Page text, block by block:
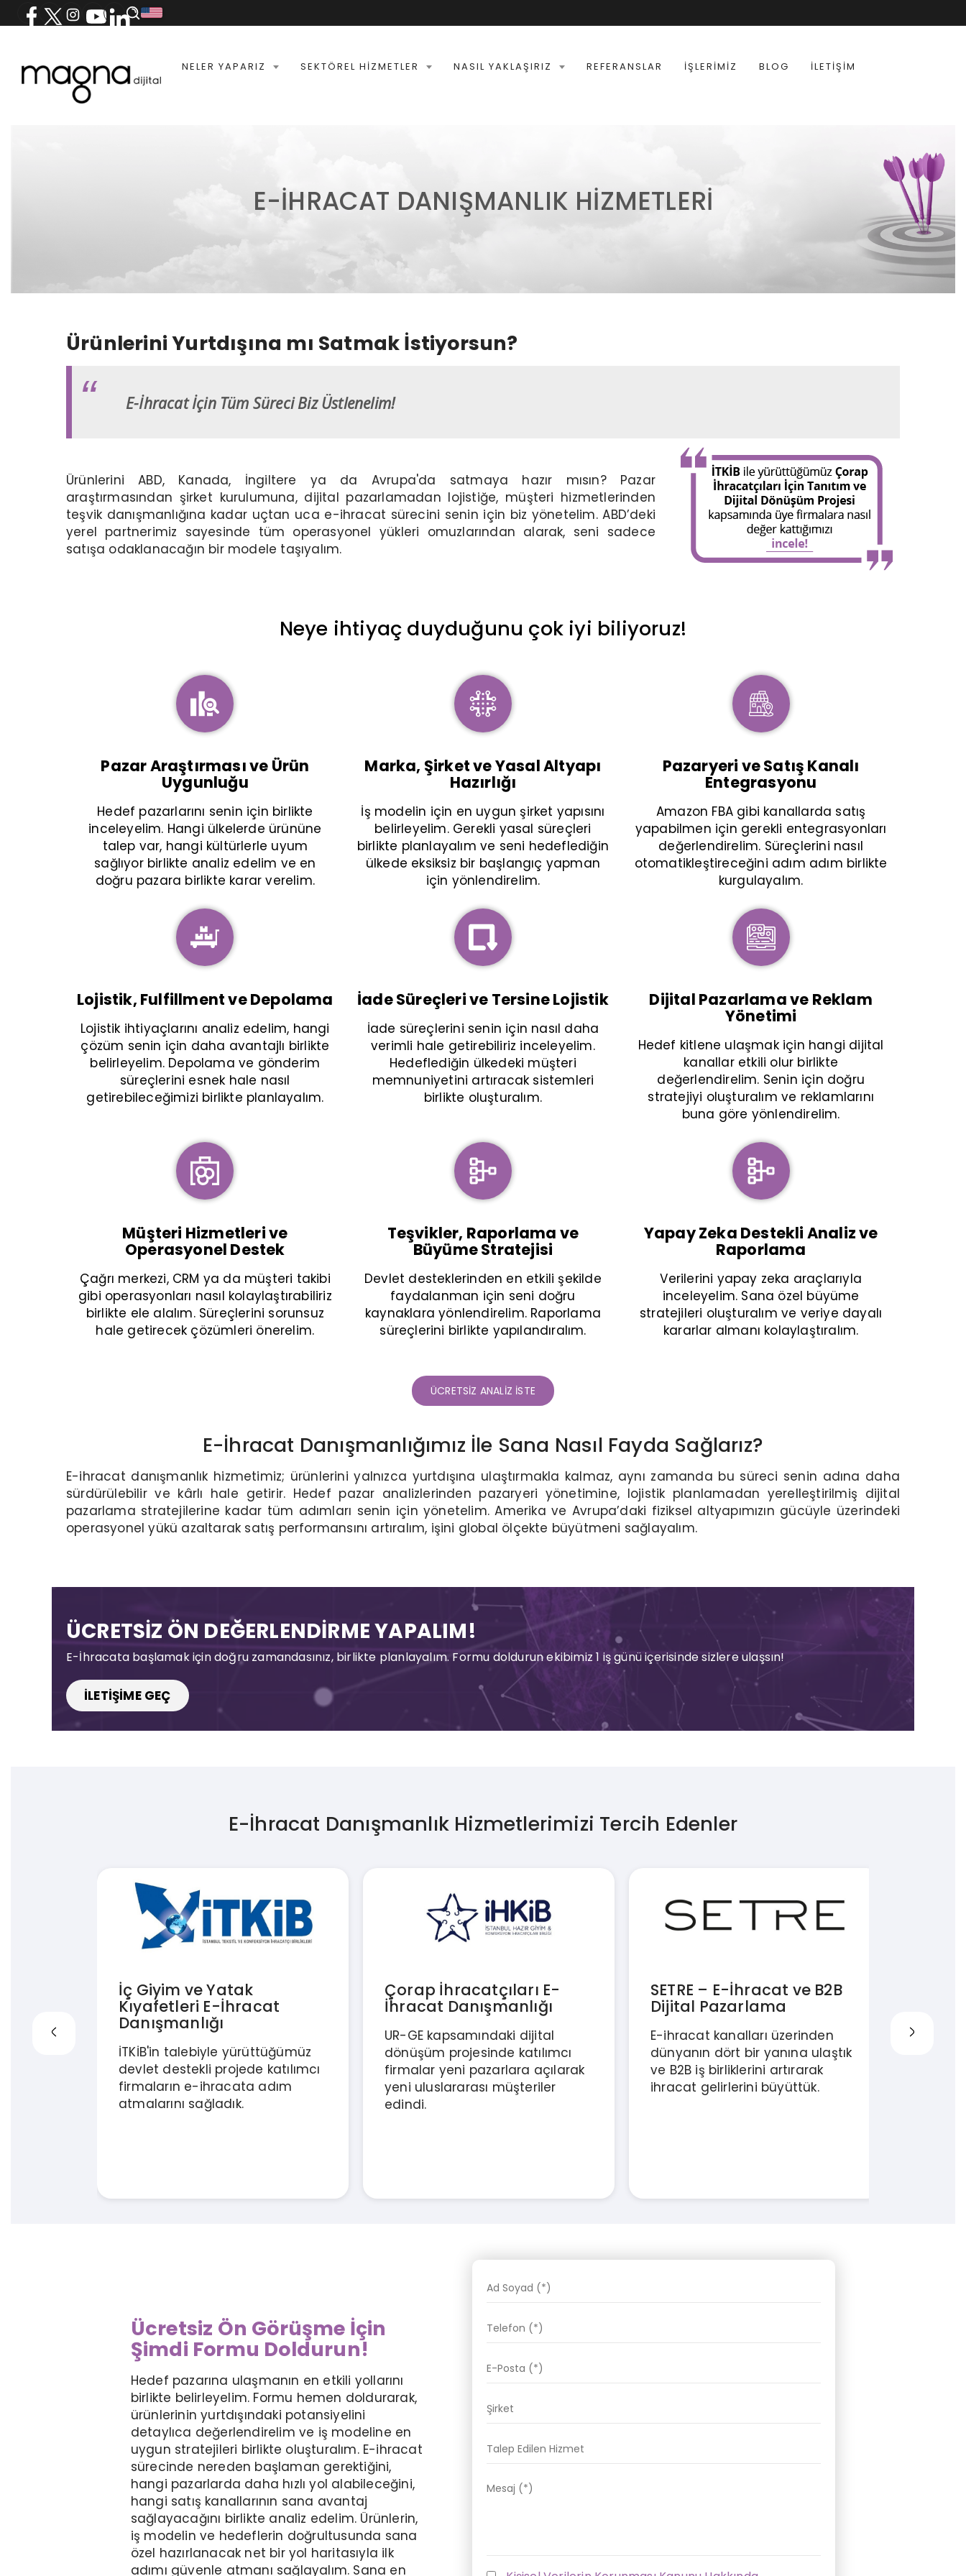
NELER YAPARIZ SEKTÖREL HIZMETLER NASIL YAKLAŞIRIZ REFERANSLAR İŞLERIMIZ BLOG İLETIŞIM
E-İHRACAT DANIŞMANLIK HIZMETLERI
Ürünlerini Yurtdışına mı Satmak İstiyorsun?
E-İhracat İçin Tüm Süreci Biz Üstlenelim!
Ürünlerini ABD, Kanada, İngiltere ya da Avrupa'da satmaya hazır mısın? Pazar
araştırmasından şirket kurulumuna, dijital pazarlamadan lojistiğe, müşteri hizmetlerinden
teşvik danışmanlığına kadar uçtan uca e-ihracat sürecini senin için biz yönetelim. ABD’deki
yerel partnerimiz sayesinde tüm operasyonel yükleri omuzlarından alarak, seni sadece
satışa odaklanacağın bir modele taşıyalım.
Neye ihtiyaç duyduğunu çok iyi biliyoruz!
Pazar Araştırması ve Ürün
Uygunluğu
Hedef pazarlarını senin için birlikte
inceleyelim. Hangi ülkelerde ürününe
talep var, hangi kültürlerle uyum
sağlıyor birlikte analiz edelim ve en
doğru pazara birlikte karar verelim.
Marka, Şirket ve Yasal Altyapı
Hazırlığı
İş modelin için en uygun şirket yapısını
belirleyelim. Gerekli yasal süreçleri
birlikte planlayalım ve seni hedeflediğin
ülkede eksiksiz bir başlangıç yapman
için yönlendirelim.
Pazaryeri ve Satış Kanalı
Entegrasyonu
Amazon FBA gibi kanallarda satış
yapabilmen için gerekli entegrasyonları
değerlendirelim. Süreçlerini nasıl
otomatikleştireceğini adım adım birlikte
kurgulayalım.
Lojistik, Fulfillment ve Depolama
Lojistik ihtiyaçlarını analiz edelim, hangi
çözüm senin için daha avantajlı birlikte
belirleyelim. Depolama ve gönderim
süreçlerini esnek hale nasıl
getirebileceğimizi birlikte planlayalım.
İade Süreçleri ve Tersine Lojistik
İade süreçlerini senin için nasıl daha
verimli hale getirebiliriz inceleyelim.
Hedeflediğin ülkedeki müşteri
memnuniyetini artıracak sistemleri
birlikte oluşturalım.
Dijital Pazarlama ve Reklam
Yönetimi
Hedef kitlene ulaşmak için hangi dijital
kanallar etkili olur birlikte
değerlendirelim. Senin için doğru
stratejiyi oluşturalım ve reklamlarını
buna göre yönlendirelim.
Müşteri Hizmetleri ve
Operasyonel Destek
Çağrı merkezi, CRM ya da müşteri takibi
gibi operasyonları nasıl kolaylaştırabiliriz
birlikte ele alalım. Süreçlerini sorunsuz
hale getirecek çözümleri önerelim.
Teşvikler, Raporlama ve
Büyüme Stratejisi
Devlet desteklerinden en etkili şekilde
faydalanman için seni doğru
kaynaklara yönlendirelim. Raporlama
süreçlerini birlikte yapılandıralım.
Yapay Zeka Destekli Analiz ve
Raporlama
Verilerini yapay zeka araçlarıyla
inceleyelim. Sana özel büyüme
stratejileri oluşturalım ve veriye dayalı
kararlar almanı kolaylaştıralım.
ÜCRETSİZ ANALİZ İSTE
E-İhracat Danışmanlığımız İle Sana Nasıl Fayda Sağlarız?
E-ihracat danışmanlık hizmetimiz; ürünlerini yalnızca yurtdışına ulaştırmakla kalmaz, aynı zamanda bu süreci senin adına daha
sürdürülebilir ve kârlı hale getirir. Hedef pazar analizlerinden pazaryeri yönetimine, lojistik planlamadan yerelleştirilmiş dijital
pazarlama stratejilerine kadar tüm adımları senin için yönetelim. Amerika ve Avrupa’daki fiziksel altyapımızın gücüyle üzerindeki
operasyonel yükü azaltarak satış performansını artıralım, işini global ölçekte büyütmeni sağlayalım.
ÜCRETSİZ ÖN DEĞERLENDİRME YAPALIM!
E-İhracata başlamak için doğru zamandasınız, birlikte planlayalım. Formu doldurun ekibimiz 1 iş günü içerisinde sizlere ulaşsın!
İLETİŞİME GEÇ
E-İhracat Danışmanlık Hizmetlerimizi Tercih Edenler
İç Giyim ve Yatak
Kıyafetleri E-İhracat
Danışmanlığı
İTKİB'in talebiyle yürüttüğümüz
devlet destekli projede katılımcı
firmaların e-ihracata adım
atmalarını sağladık.
Çorap İhracatçıları E-
İhracat Danışmanlığı
UR-GE kapsamındaki dijital
dönüşüm projesinde katılımcı
firmalar yeni pazarlara açılarak
yeni uluslararası müşteriler
edindi.
SETRE – E-İhracat ve B2B
Dijital Pazarlama
E-ihracat kanalları üzerinden
dünyanın dört bir yanına ulaştık
ve B2B iş birliklerini artırarak
ihracat gelirlerini büyüttük.
Ücretsiz Ön Görüşme İçin
Şimdi Formu Doldurun!
Hedef pazarına ulaşmanın en etkili yollarını
birlikte belirleyelim. Formu hemen doldurarak,
ürünlerinin yurtdışındaki potansiyelini
detaylıca değerlendirelim ve iş modeline en
uygun stratejileri birlikte oluşturalım. E-ihracat
sürecinde nereden başlaman gerektiğini,
hangi pazarlarda daha hızlı yol alabileceğini,
hangi satış kanallarının sana avantaj
sağlayacağını birlikte analiz edelim. Ürünlerin,
iş modelin ve hedeflerin doğrultusunda sana
özel hazırlanacak net bir yol haritasıyla ilk
adımı güvenle atmanı sağlayalım. Sana en